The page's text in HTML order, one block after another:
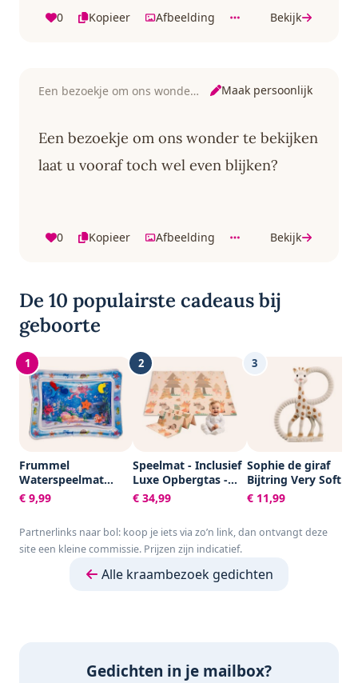
0 Kopieer Afbeelding Bekijk
Een bezoekje om ons wonder te bekijken Maak persoonlijk
Een bezoekje om ons wonder te bekijken
laat u vooraf toch wel even blijken?
0 Kopieer Afbeelding Bekijk
De 10 populairste cadeaus bij
geboorte
1
Frummel
Waterspeelmat
Baby – Watermat –
Speelkleed –
Waterspeelgoed
Baby - Kraamcadeau
€ 9,99
2
Speelmat - Inclusief
Luxe Opbergtas -
Dubbelzijdig -
Speelkleed -
Speelkleed Baby -
Speelmat Foam -
Opvouwbaar - Beige
€ 34,99
3
Sophie de giraf
Bijtring Very Soft -
Baby speelgoed -
Kraamcadeau -
- 100% Natuurlijk
geschenkdoosje
€ 11,99
Partnerlinks naar bol: koop je iets via zo’n link, dan ontvangt deze
site een kleine commissie. Prijzen zijn indicatief.
Alle kraambezoek gedichten
Gedichten in je mailbox?